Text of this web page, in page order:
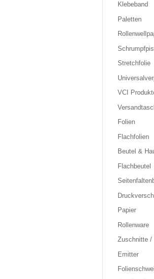
Klebeband
Paletten
Stretchfolie
VCI
Folien
Flachfolien
Beutel &
Flachbeutel
Papier
Rollenware
Zuschnitte /
Emitter